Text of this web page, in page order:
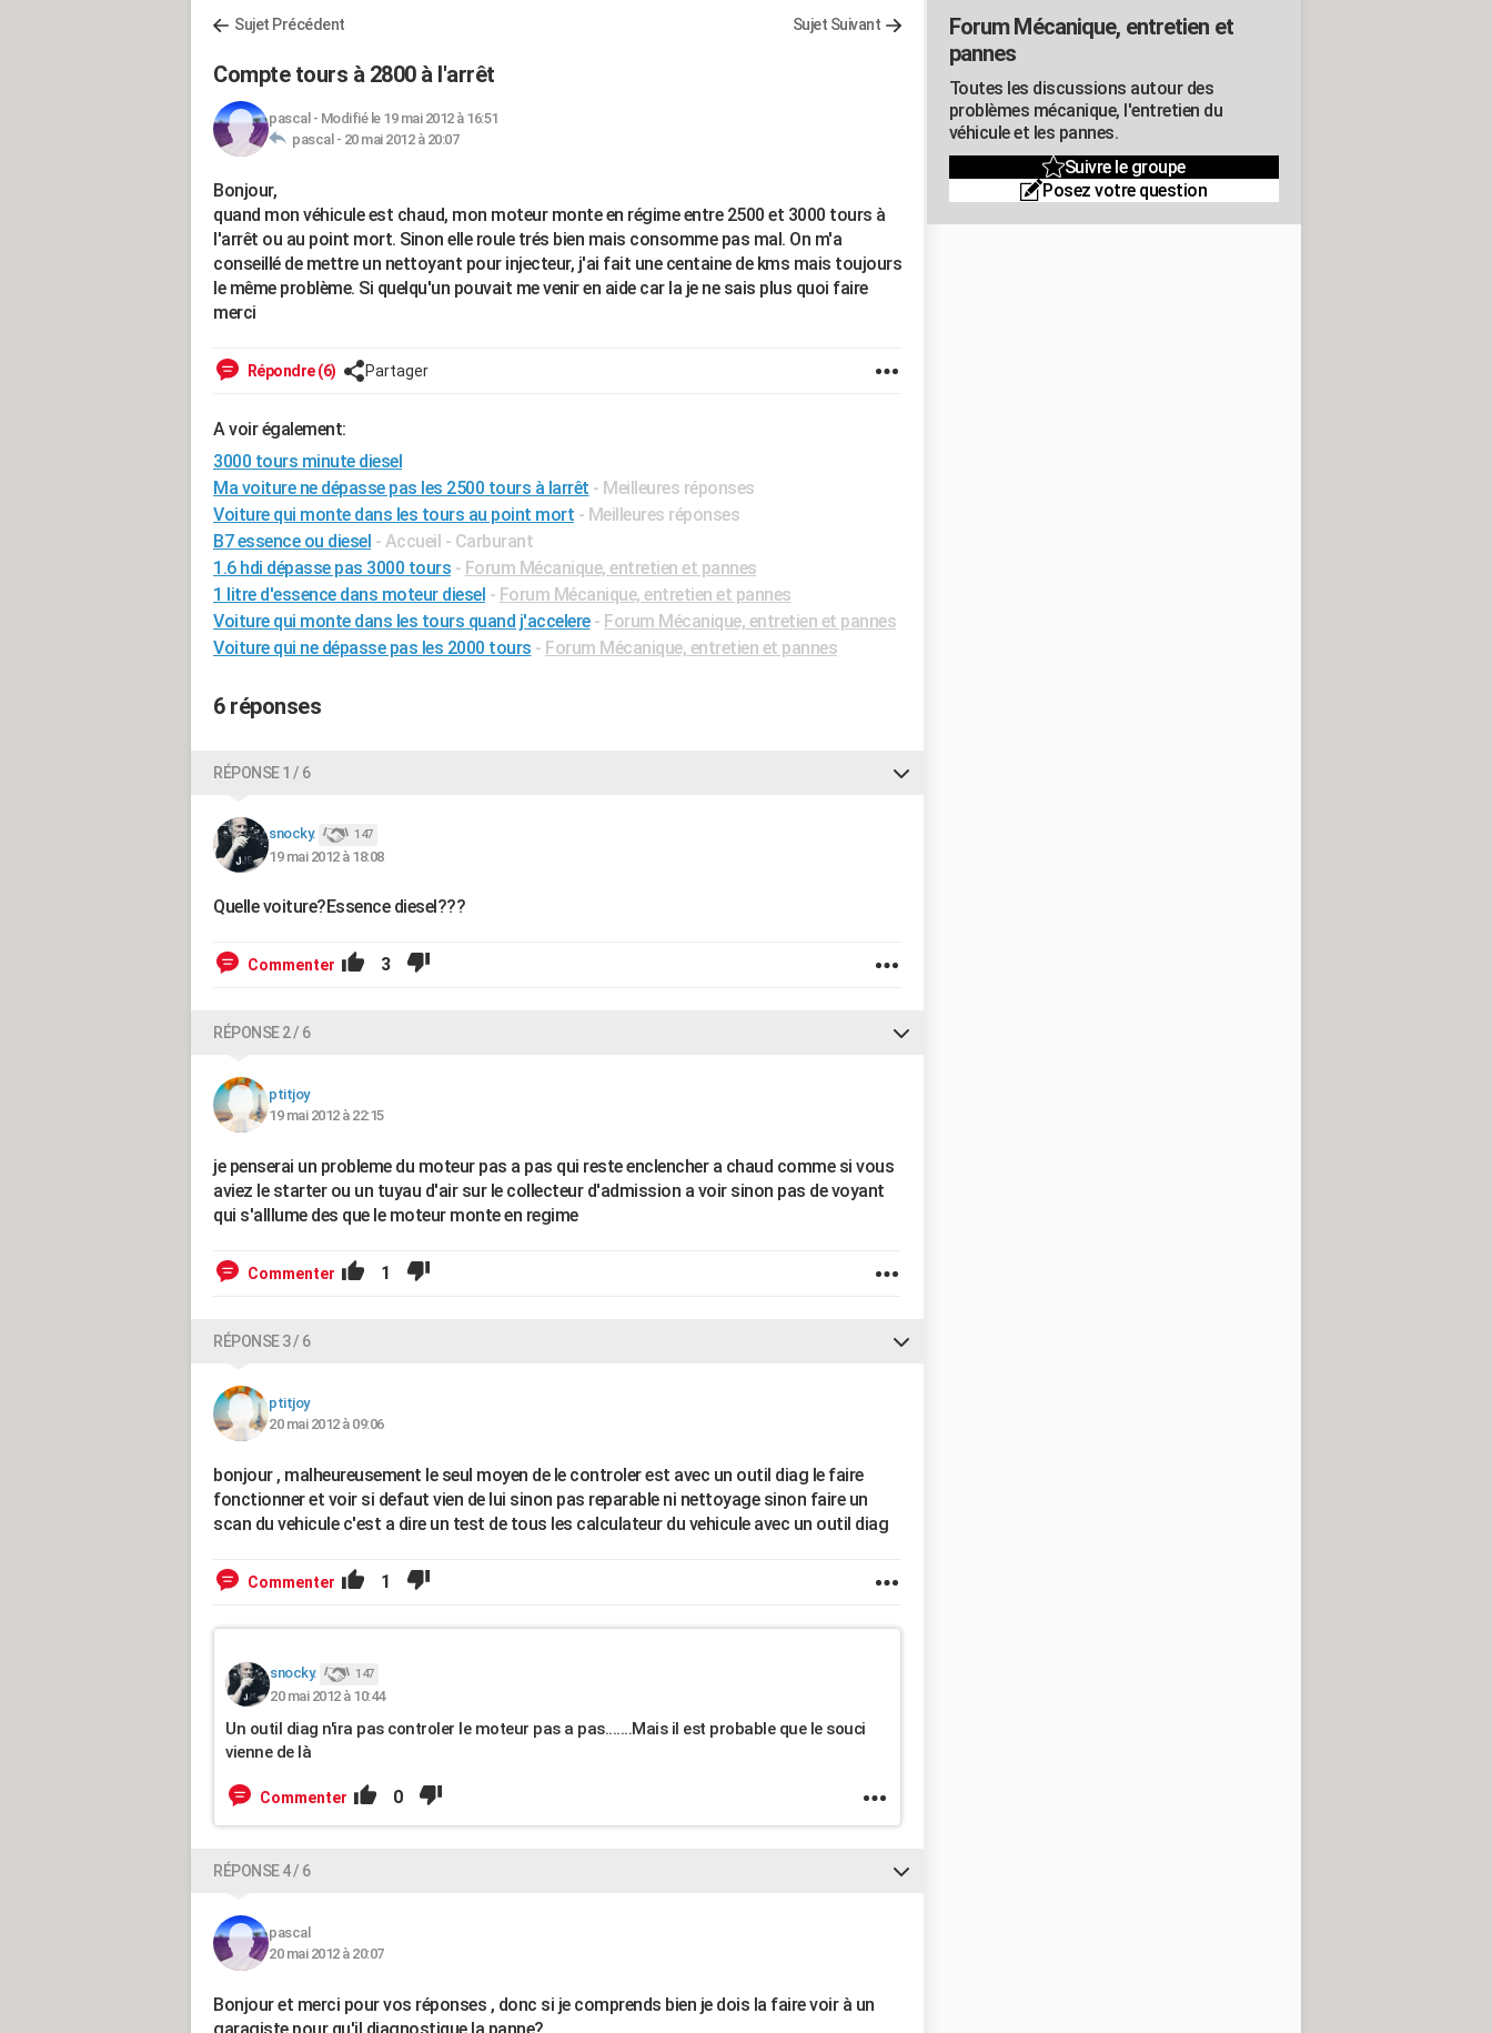
Sujet Précédent Sujet Suivant
Compte tours à 2800 à l'arrêt
pascal - Modifié le 19 mai 2012 à 16:51
pascal - 20 mai 2012 à 20:07
Bonjour,
quand mon véhicule est chaud, mon moteur monte en régime entre 2500 et 3000 tours à
l'arrêt ou au point mort. Sinon elle roule trés bien mais consomme pas mal. On m'a
conseillé de mettre un nettoyant pour injecteur, j'ai fait une centaine de kms mais toujours
le même problème. Si quelqu'un pouvait me venir en aide car la je ne sais plus quoi faire
merci
Répondre (6) Partager
A voir également:
3000 tours minute diesel
Ma voiture ne dépasse pas les 2500 tours à larrêt - Meilleures réponses
Voiture qui monte dans les tours au point mort - Meilleures réponses
B7 essence ou diesel - Accueil - Carburant
1.6 hdi dépasse pas 3000 tours - Forum Mécanique, entretien et pannes
1 litre d'essence dans moteur diesel - Forum Mécanique, entretien et pannes
Voiture qui monte dans les tours quand j'accelere - Forum Mécanique, entretien et pannes
Voiture qui ne dépasse pas les 2000 tours - Forum Mécanique, entretien et pannes
6 réponses
RÉPONSE 1 / 6
snocky. 147
19 mai 2012 à 18:08
Quelle voiture?Essence diesel???
Commenter 3
RÉPONSE 2 / 6
ptitjoy
19 mai 2012 à 22:15
je penserai un probleme du moteur pas a pas qui reste enclencher a chaud comme si vous
aviez le starter ou un tuyau d'air sur le collecteur d'admission a voir sinon pas de voyant
qui s'alllume des que le moteur monte en regime
Commenter 1
RÉPONSE 3 / 6
ptitjoy
20 mai 2012 à 09:06
bonjour , malheureusement le seul moyen de le controler est avec un outil diag le faire
fonctionner et voir si defaut vien de lui sinon pas reparable ni nettoyage sinon faire un
scan du vehicule c'est a dire un test de tous les calculateur du vehicule avec un outil diag
Commenter 1
snocky. 147
20 mai 2012 à 10:44
Un outil diag n'ira pas controler le moteur pas a pas.......Mais il est probable que le souci
vienne de là
Commenter 0
RÉPONSE 4 / 6
pascal
20 mai 2012 à 20:07
Bonjour et merci pour vos réponses , donc si je comprends bien je dois la faire voir à un
Forum Mécanique, entretien et
pannes
Toutes les discussions autour des
problèmes mécanique, l'entretien du
véhicule et les pannes.
Suivre le groupe
Posez votre question